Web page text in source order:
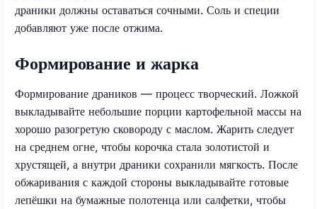
драники должны оставаться сочными. Соль и специи
добавляют уже после отжима.
Формирование и жарка
Формирование драников — процесс творческий. Ложкой
выкладывайте небольшие порции картофельной массы на
хорошо разогретую сковороду с маслом. Жарить следует
на среднем огне, чтобы корочка стала золотистой и
хрустящей, а внутри драники сохранили мягкость. После
обжаривания с каждой стороны выкладывайте готовые
лепёшки на бумажные полотенца или салфетки, чтобы